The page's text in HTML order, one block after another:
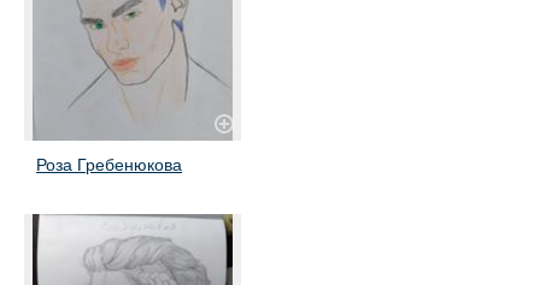
Роза Гребенюкова